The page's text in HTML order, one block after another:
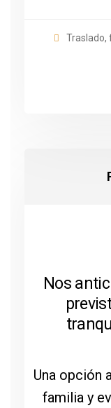
Traslado,
Nos
Una opción
familia y